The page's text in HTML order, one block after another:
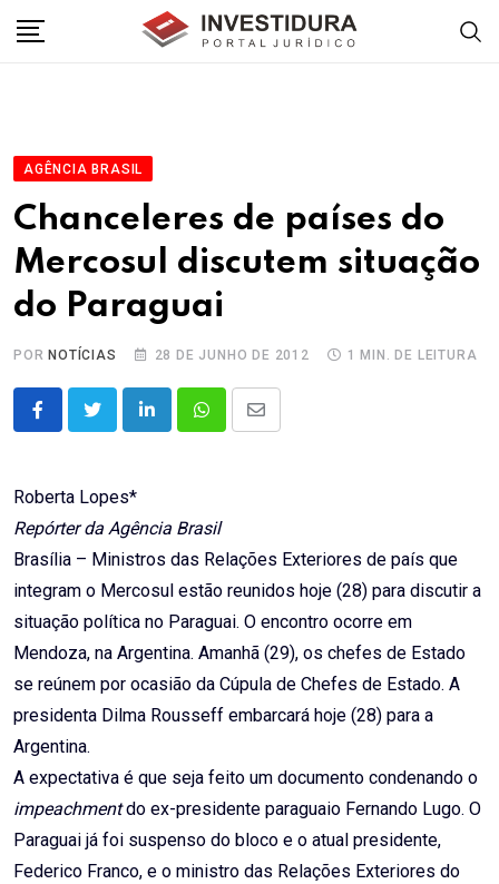
AGÊNCIA BRASIL
Chanceleres de países do
Mercosul discutem situação
do Paraguai
POR NOTÍCIAS 28 DE JUNHO DE 2012 1 MIN. DE LEITURA
LinkedInWhatsappShare
Roberta Lopes*
Repórter da Agência Brasil
Brasília – Ministros das Relações Exteriores de país que
integram o Mercosul estão reunidos hoje (28) para discutir a
situação política no Paraguai. O encontro ocorre em
Mendoza, na Argentina. Amanhã (29), os chefes de Estado
se reúnem por ocasião da Cúpula de Chefes de Estado. A
presidenta Dilma Rousseff embarcará hoje (28) para a
Argentina.
A expectativa é que seja feito um documento condenando o
impeachmentdo ex-presidente paraguaio Fernando Lugo. O
Paraguai já foi suspenso do bloco e o atual presidente,
Federico Franco, e o ministro das Relações Exteriores do